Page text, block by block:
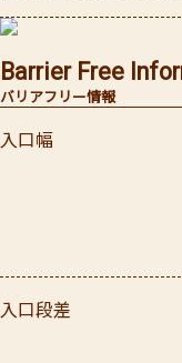
バリアフリー情報
Barrier Free
入口幅
入口段差